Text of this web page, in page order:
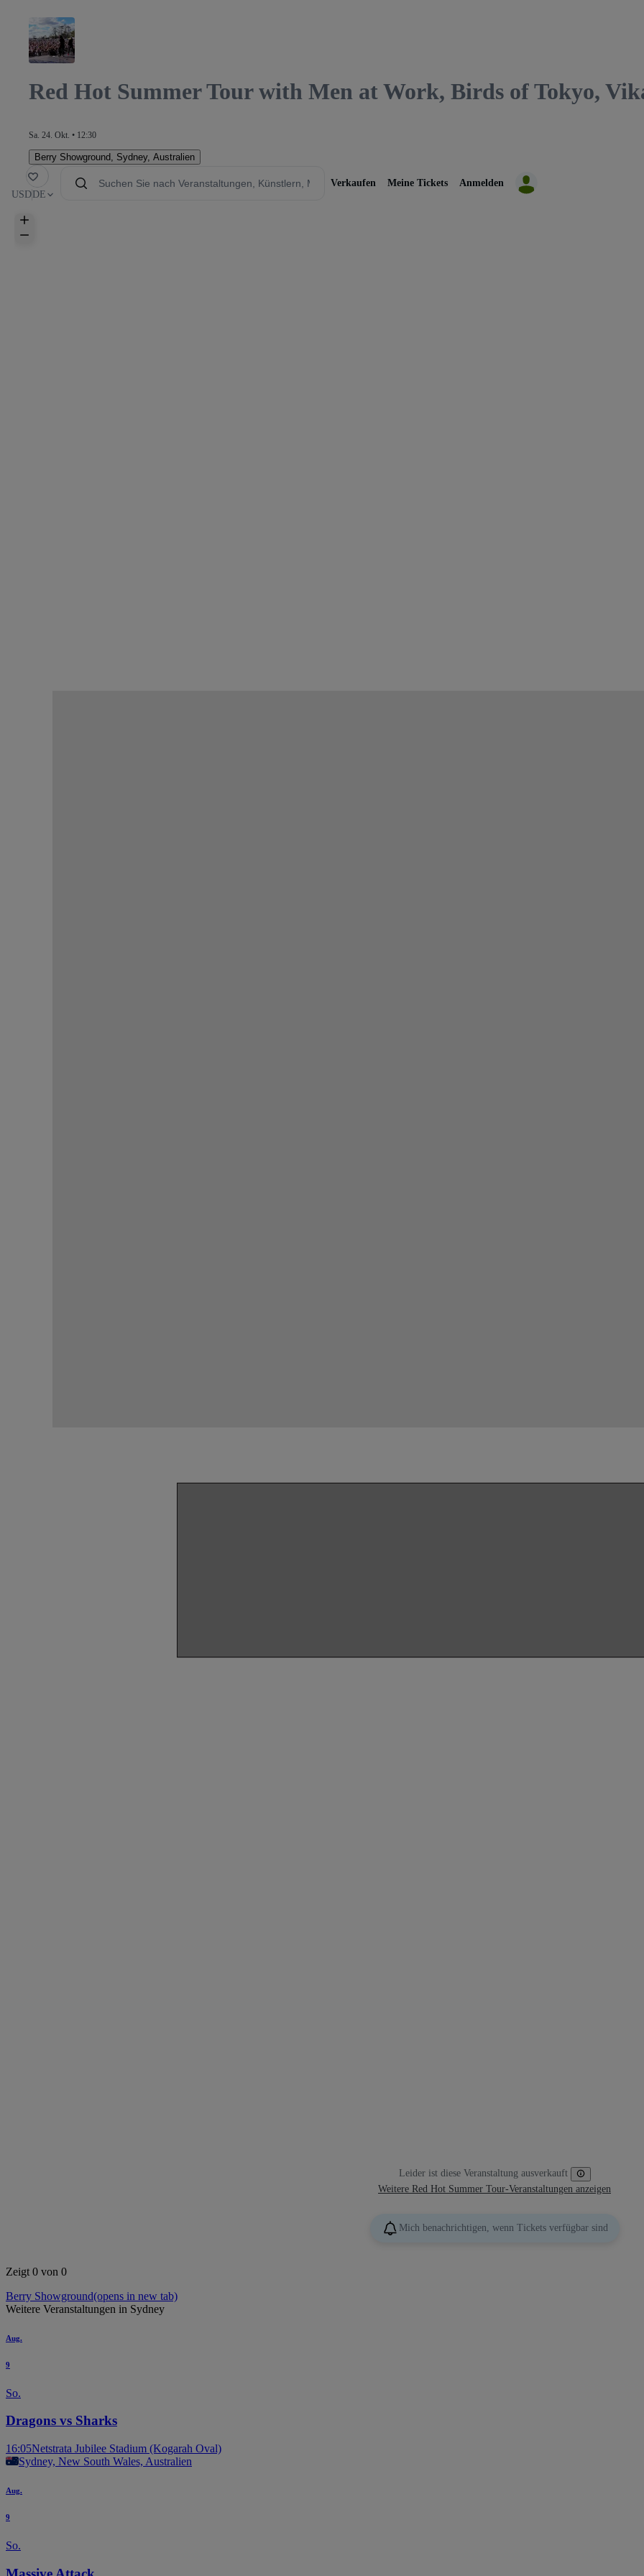
Red Hot Summer Tour with Men at Work, Birds of Tokyo,
Sa. 24. Okt. • 12:30
Berry Showground Sydney, Australien
USD DE
Verkaufen Meine Tickets Anmelden
Leider ist diese Veranstaltung ausverkauft
Weitere Red Hot Summer Tour-Veranstaltungen anzeigen
Mich benachrichtigen, wenn Tickets verfügbar sind
Zeigt 0 von 0
Berry Showground(opens in new tab)
Weitere Veranstaltungen in Sydney
Aug.
9
So.
Dragons vs Sharks
16:05Netstrata Jubilee Stadium (Kogarah Oval)
Sydney, New South Wales, Australien
Aug.
9
So.